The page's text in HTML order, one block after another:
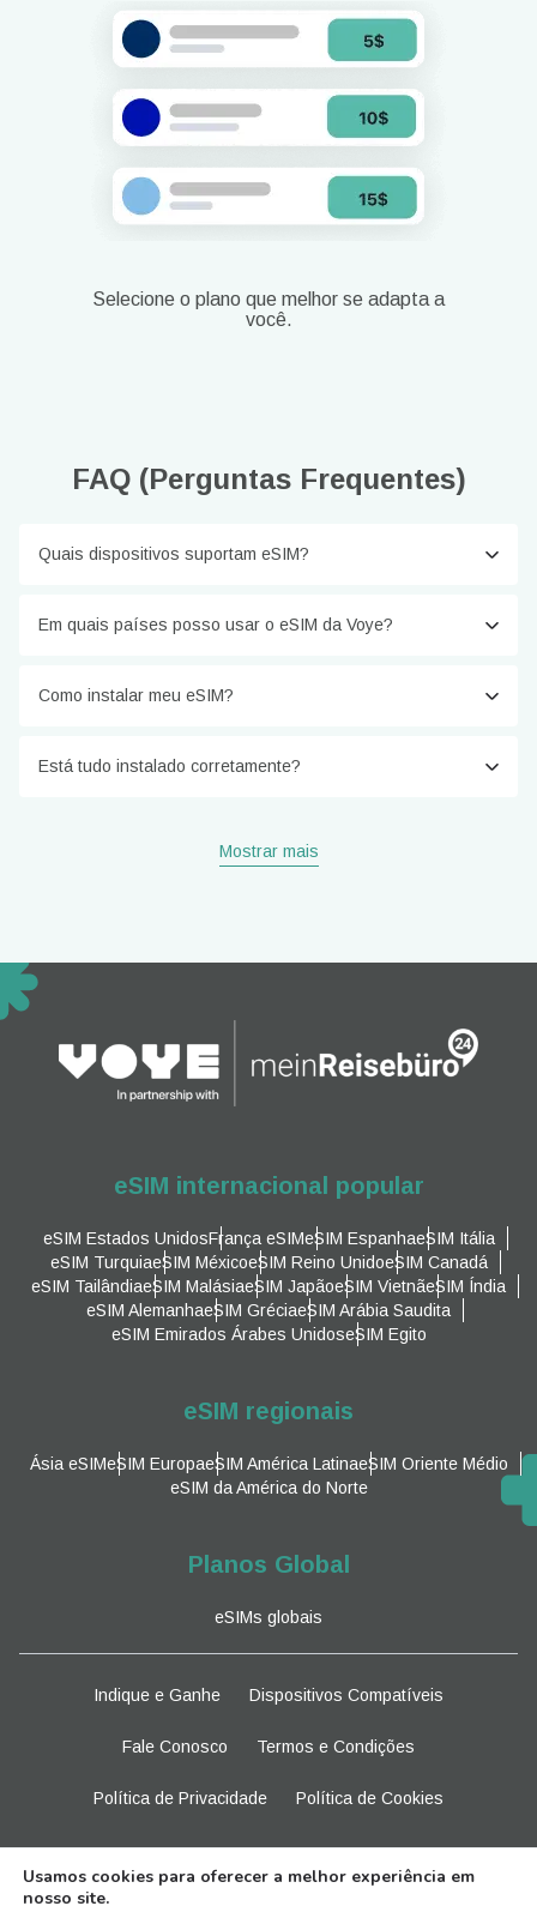
Selecione o plano que melhor se adapta a
você.
FAQ (Perguntas Frequentes)
Quais dispositivos suportam eSIM?
Em quais países posso usar o eSIM da Voye?
Como instalar meu eSIM?
Está tudo instalado corretamente?
Mostrar mais
eSIM internacional popular
eSIM Estados UnidosFrança eSIMeSIM EspanhaeSIM Itália
eSIM TurquiaeSIM MéxicoeSIM Reino UnidoeSIM Canadá
eSIM TailândiaeSIM MalásiaeSIM JapãoeSIM VietnãeSIM Índia
eSIM AlemanhaeSIM GréciaeSIM Arábia Saudita
eSIM Emirados Árabes UnidoseSIM Egito
eSIM regionais
Ásia eSIMeSIM EuropaeSIM América LatinaeSIM Oriente Médio
eSIM da América do Norte
Planos Global
eSIMs globais
Indique e Ganhe Dispositivos Compatíveis
Fale Conosco Termos e Condições
Política de Privacidade Política de Cookies
Usamos cookies para oferecer a melhor experiência em
nosso site.